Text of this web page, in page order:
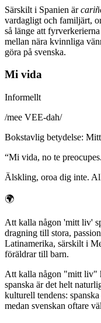
Särskilt i Spanien är
vardagligt och familjärt,
så länge att
mellan nära kvinnliga
göra på svenska.
Mi vida
Informellt
/mee VEE-dah/
Bokstavlig betydelse:
“Mi vida, no te
Älskling, oroa dig inte.
🌍
Att kalla någon 'mitt liv'
dragning till stora,
Latinamerika, särskilt i
föräldrar till barn.
Att kalla någon "mitt liv"
spanska är det helt
kulturell tendens:
medan svenskan oftare